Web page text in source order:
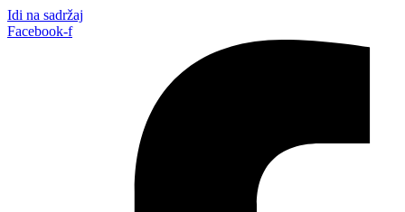
Idi na sadržaj
Facebook-f